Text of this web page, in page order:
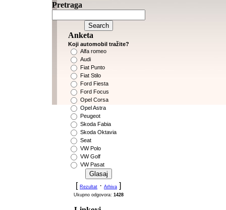
Pretraga
Anketa
Koji automobil tražite?
Alfa romeo
Audi
Fiat Punto
Fiat Stilo
Ford Fiesta
Ford Focus
Opel Corsa
Opel Astra
Peugeot
Skoda Fabia
Skoda Oktavia
Seat
VW Polo
VW Golf
VW Pasat
[ Rezultat · Arhiva ]
Ukupno odgovora: 1428